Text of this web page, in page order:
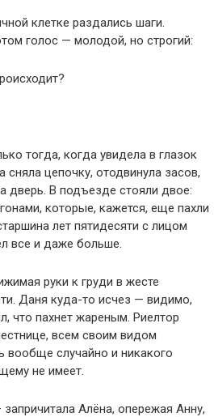
клетке раздались шаги.
голос — молодой, но строгий:
тогда, когда увидела в глазок
цепочку, отодвинула засов,
дверь. В подъезде стояли двое:
которые, кажется, еще пахли
лет пятидесяти с лицом
все и даже больше.
руки к груди в жесте
Даня куда-то исчез — видимо,
что пахнет жареным. Риелтор
всем своим видом
вообще случайно и никакого
не имеет.
Алёна, опережая Анну,